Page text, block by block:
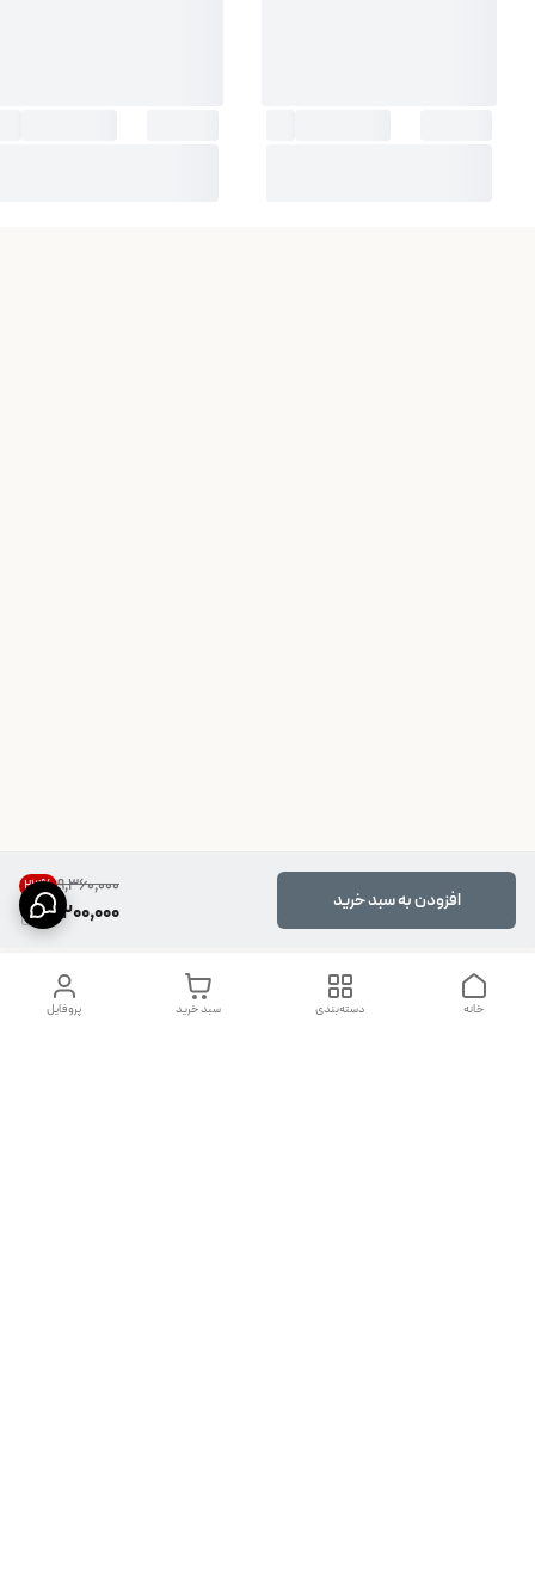
۹٬۳۶۰٬۰۰۰ 23%
7,200,000 افزودن به سبد خرید
پروفایل سبد خرید دسته‌بندی خانه